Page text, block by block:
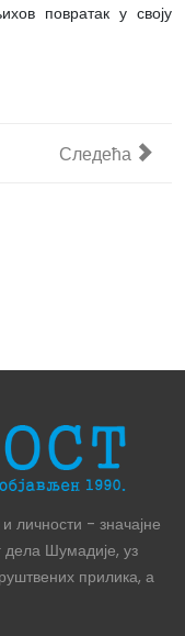
повратак у своју
Следећи
Следећа
личности - значајне
дела Шумадије, уз
прилика, а